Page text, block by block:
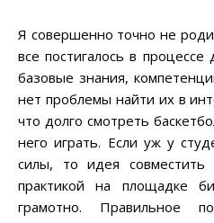
Я совершенно точно не
все постигалось в
базовые знания,
нет проблемы найти их в
что долго смотреть
него играть. Если уж у
силы, то идея совместить
практикой на площадке
грамотно. Правильное